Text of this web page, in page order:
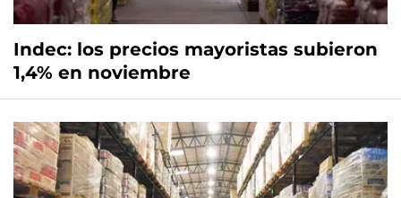
Indec: los precios mayoristas subieron
1,4% en noviembre